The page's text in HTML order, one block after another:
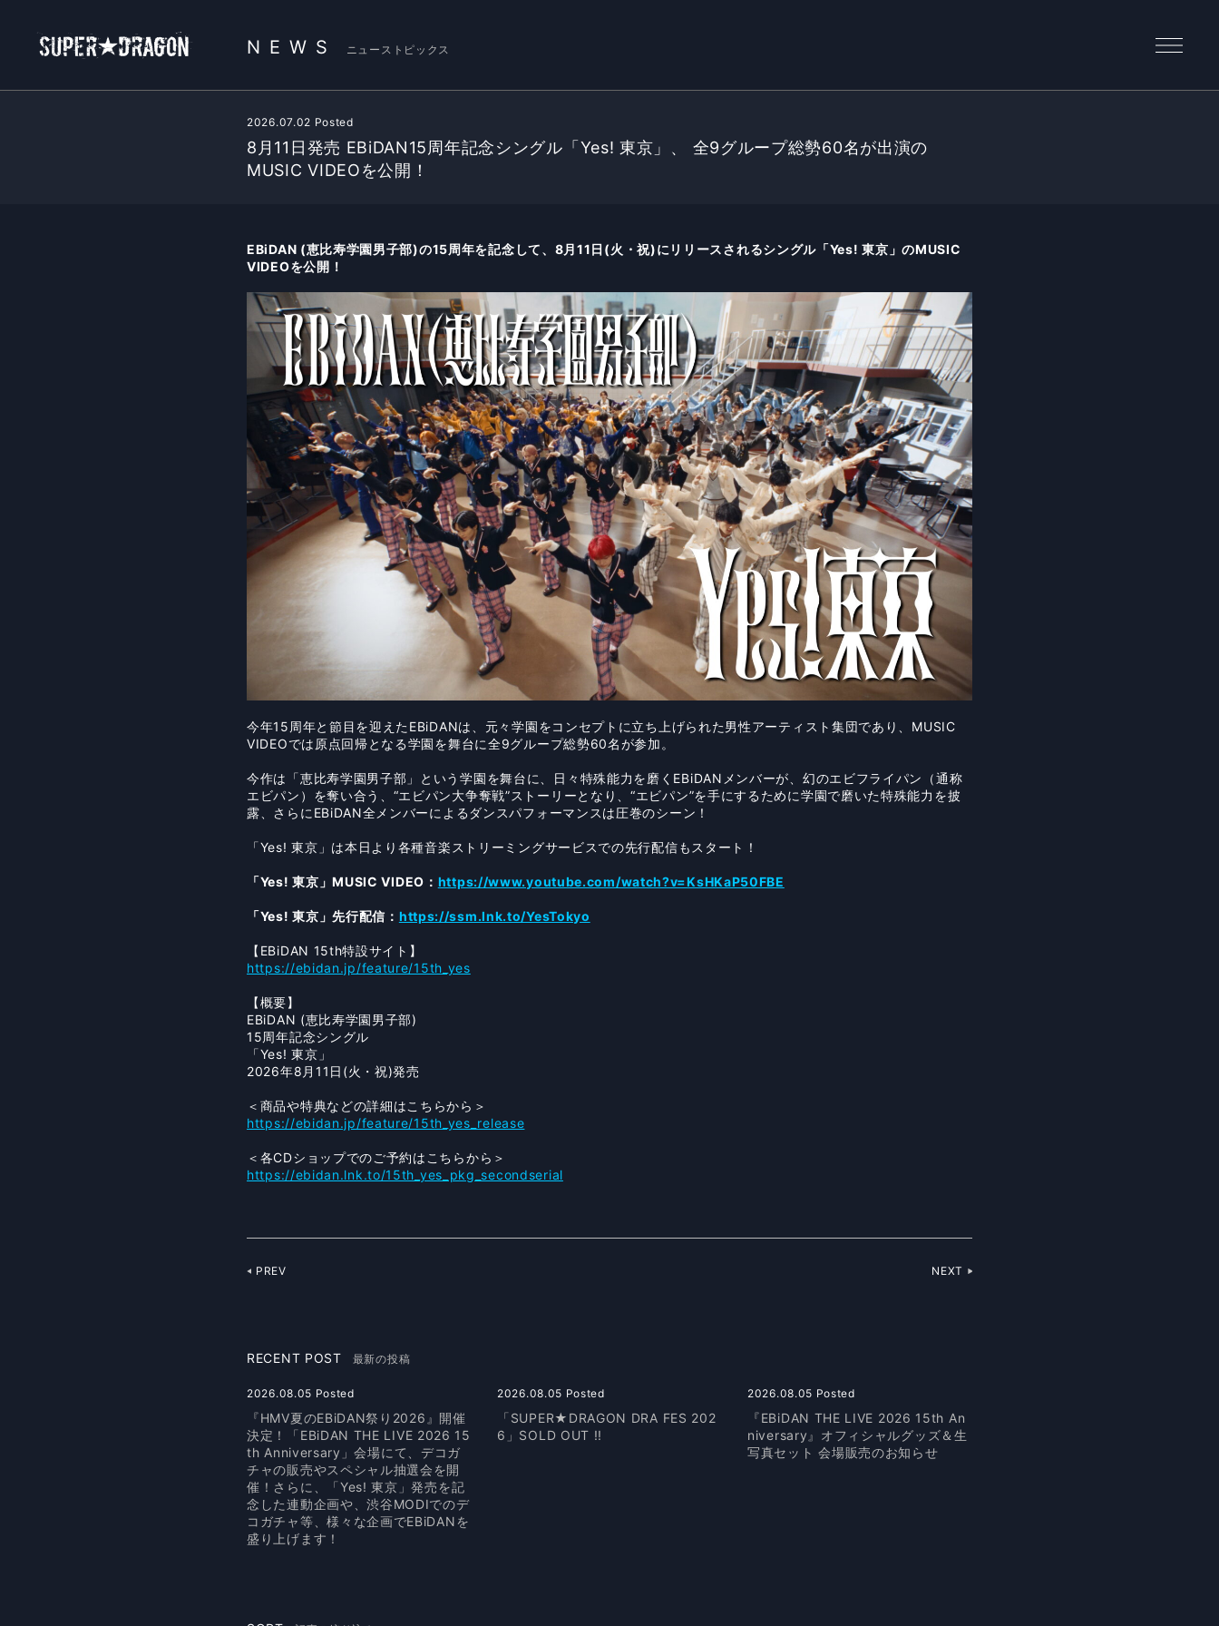
NEWS ニューストピックス
2026.07.02 Posted
8月11日発売 EBiDAN15周年記念シングル「Yes! 東京」、 全9グループ総勢60名が出演の
MUSIC VIDEOを公開！
EBiDAN (恵比寿学園男子部)の15周年を記念して、8月11日(火・祝)にリリースされるシングル「Yes! 東京」のMUSIC
VIDEOを公開！
今年15周年と節目を迎えたEBiDANは、元々学園をコンセプトに立ち上げられた男性アーティスト集団であり、MUSIC
VIDEOでは原点回帰となる学園を舞台に全9グループ総勢60名が参加。
今作は「恵比寿学園男子部」という学園を舞台に、日々特殊能力を磨くEBiDANメンバーが、幻のエビフライパン（通称
エビパン）を奪い合う、“エビパン大争奪戦”ストーリーとなり、“エビパン”を手にするために学園で磨いた特殊能力を披
露、さらにEBiDAN全メンバーによるダンスパフォーマンスは圧巻のシーン！
「Yes! 東京」は本日より各種音楽ストリーミングサービスでの先行配信もスタート！
「Yes! 東京」MUSIC VIDEO： https://www.youtube.com/watch?v=KsHKaP50FBE
「Yes! 東京」先行配信： https://ssm.lnk.to/YesTokyo
【EBiDAN 15th特設サイト】
https://ebidan.jp/feature/15th_yes
【概要】
EBiDAN (恵比寿学園男子部)
15周年記念シングル
「Yes! 東京」
2026年8月11日(火・祝)発売
＜商品や特典などの詳細はこちらから＞
https://ebidan.jp/feature/15th_yes_release
＜各CDショップでのご予約はこちらから＞
https://ebidan.lnk.to/15th_yes_pkg_secondserial
PREV NEXT
RECENT POST 最新の投稿
2026.08.05 Posted
『HMV夏のEBiDAN祭り2026』開催
決定！「EBiDAN THE LIVE 2026 15
th Anniversary」会場にて、デコガ
チャの販売やスペシャル抽選会を開
催！さらに、「Yes! 東京」発売を記
念した連動企画や、渋谷MODIでのデ
コガチャ等、様々な企画でEBiDANを
盛り上げます！
2026.08.05 Posted
「SUPER★DRAGON DRA FES 202
6」SOLD OUT !!
2026.08.05 Posted
『EBiDAN THE LIVE 2026 15th An
niversary』オフィシャルグッズ＆生
写真セット 会場販売のお知らせ